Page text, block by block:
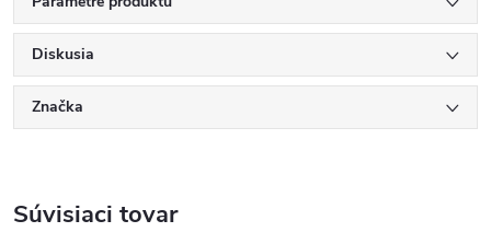
Diskusia
Značka
Súvisiaci tovar